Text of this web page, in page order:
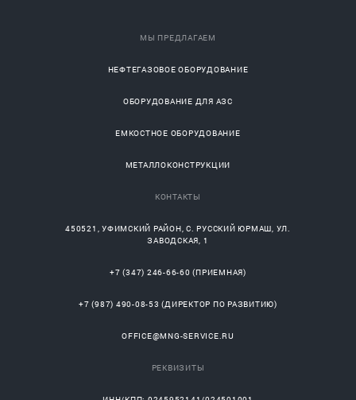
МЫ ПРЕДЛАГАЕМ
НЕФТЕГАЗОВОЕ ОБОРУДОВАНИЕ
ОБОРУДОВАНИЕ ДЛЯ АЗС
ЕМКОСТНОЕ ОБОРУДОВАНИЕ
МЕТАЛЛОКОНСТРУКЦИИ
КОНТАКТЫ
450521 ,УФИМСКИЙ РАЙОН, С.РУССКИЙ ЮРМАШ, УЛ.
ЗАВОДСКАЯ, 1
+7 (347) 246-66-60 (ПРИЕМНАЯ)
+7 (987) 490-08-53 (ДИРЕКТОР ПО РАЗВИТИЮ)
OFFICE@MNG-SERVICE.RU
РЕКВИЗИТЫ